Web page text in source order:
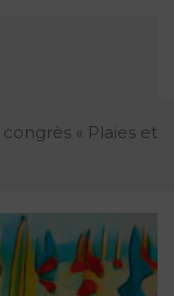
congrès « Plaies et